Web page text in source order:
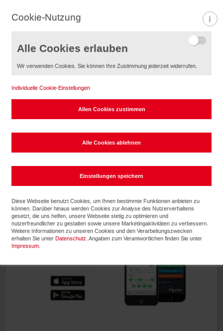
Wiser for KNX Remote App
Cookie-Nutzung
Alle Cookies erlauben
Wir verwenden Cookies. Sie können Ihre Zustimmung jederzeit widerrufen.
Individuelle Cookie-Einstellungen
Diese Webseite benutzt Cookies, um Ihnen bestimmte Funktionen anbieten zu
können. Darüber hinaus werden Cookies zur Analyse des Nutzerverhaltens
gesetzt, die uns helfen, unsere Webseite stetig zu optimieren und
nutzerfreundlicher zu gestalten sowie unsere Marketingaktivitäten zu verbessern.
Weitere Informationen zu unseren Cookies und den Verarbeitungszwecken
erhalten Sie unter Datenschutz . Angaben zum Verantwortlichen finden Sie unter
Impressum.